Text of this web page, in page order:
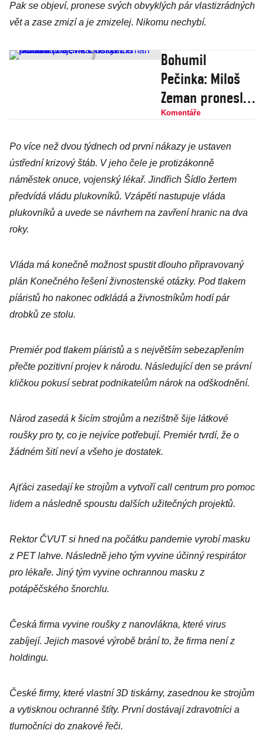
Pak se objeví, pronese svých obvyklých pár vlastizrádných
vět a zase zmizí a je zmizelej. Nikomu nechybí.
Bohumil
Pečinka: Miloš
Zeman pronesl
projev
komunistům, ne
k českému
národu
Komentáře
Po více než dvou týdnech od první nákazy je ustaven
ústřední krizový štáb. V jeho čele je protizákonně
náměstek onuce, vojenský lékař. Jindřich Šídlo žertem
předvídá vládu plukovníků. Vzápětí nastupuje vláda
plukovníků a uvede se návrhem na zavření hranic na dva
roky.
Vláda má konečně možnost spustit dlouho připravovaný
plán Konečného řešení živnostenské otázky. Pod tlakem
píáristů ho nakonec odkládá a živnostníkům hodí pár
drobků ze stolu.
Premiér pod tlakem píáristů a s největším sebezapřením
přečte pozitivní projev k národu. Následující den se právní
kličkou pokusí sebrat podnikatelům nárok na odškodnění.
Národ zasedá k šicím strojům a nezištně šije látkové
roušky pro ty, co je nejvíce potřebují. Premiér tvrdí, že o
žádném šití neví a všeho je dostatek.
Ajťáci zasedají ke strojům a vytvoří call centrum pro pomoc
lidem a následně spoustu dalších užitečných projektů.
Rektor ČVUT si hned na počátku pandemie vyrobí masku
z PET lahve. Následně jeho tým vyvine účinný respirátor
pro lékaře. Jiný tým vyvine ochrannou masku z
potápěčského šnorchlu.
Česká firma vyvine roušky z nanovlákna, které virus
zabíjejí. Jejich masové výrobě brání to, že firma není z
holdingu.
České firmy, které vlastní 3D tiskárny, zasednou ke strojům
a vytisknou ochranné štíty. První dostávají zdravotníci a
tlumočníci do znakové řeči.